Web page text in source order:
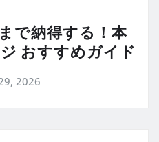
で納得する！本
おすすめガイド
2026